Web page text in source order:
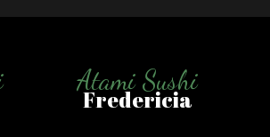
Atami Sushi
Fredericia